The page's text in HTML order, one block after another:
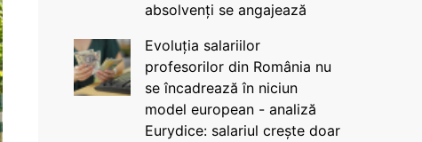
absolvenți se angajează
Evoluția salariilor
profesorilor din România nu
se încadrează în niciun
model european - analiză
Eurydice: salariul crește doar